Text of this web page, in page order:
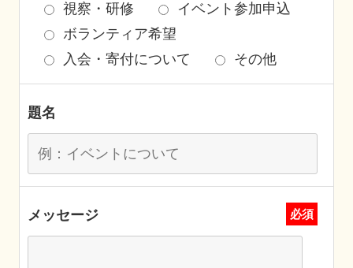
視察・研修
イベント参加申込
ボランティア希望
入会・寄付について
その他
題名
メッセージ 必須